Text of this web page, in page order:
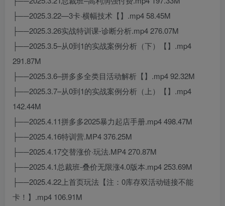
├──2025.3.22—3卡·横幅技术【】.mp4 58.45M
├──2025.3.26实战特训课-诊断分析.mp4 276.07M
├──2025.3.5–从0到1的实战案例分析（下）【】.mp4
291.87M
├──2025.3.6–拼多多全类目活动解析【】.mp4 92.32M
├──2025.3.7–从0到1的实战案例分析（上）【】.mp4
142.44M
├──2025.4.11拼多多2025暴力起店手册.mp4 498.47M
├──2025.4.16特训营.MP4 376.25M
├──2025.4.17交替涨价·玩法.MP4 270.87M
├──2025.4.1总裁班-叠价无限涨4.0版本.mp4 253.69M
├──2025.4.22上首页玩法【注：0库存双活动链接不能
卡！】.mp4 106.91M